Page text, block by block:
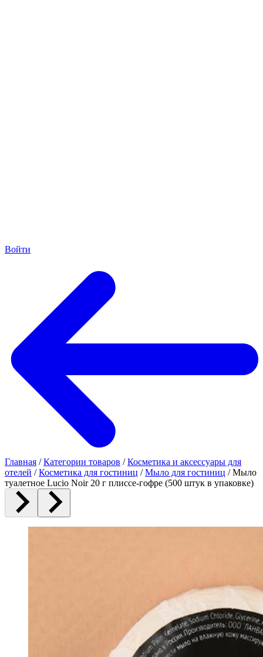
Войти
Главная / Категории товаров / Косметика и аксессуары для
отелей / Косметика для гостиниц / Мыло для гостиниц / Мыло
туалетное Lucio Noir 20 г плиссе-гофре (500 штук в упаковке)